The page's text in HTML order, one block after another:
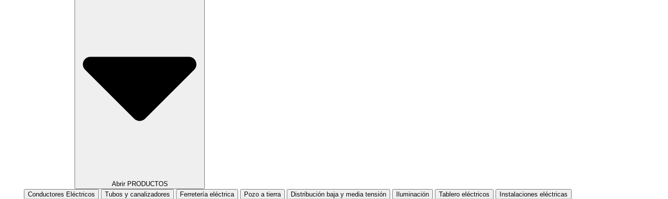
Abrir PRODUCTOS
Conductores Eléctricos
Tubos y canalizadores Ferretería eléctrica Pozo a tierra Distribución baja y media tensión Iluminación Tablero eléctricos Instalaciones eléctricas